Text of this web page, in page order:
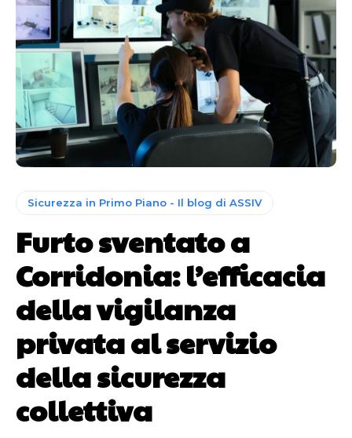
Sicurezza in Primo Piano - Il blog di ASSIV
Furto sventato a
Corridonia: l’efficacia
della vigilanza
privata al servizio
della sicurezza
collettiva